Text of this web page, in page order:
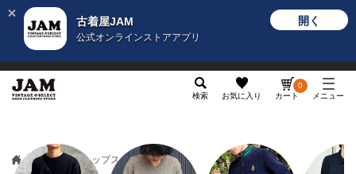
古着屋JAM
公式オンラインストアアプリ
開く
検索 お気に入り カート
0
メニュー
メンズ トップス セーター